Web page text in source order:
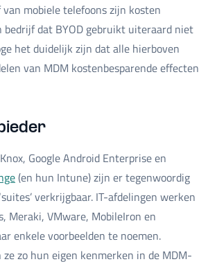
van mobiele telefoons zijn kosten
bedrijf dat BYOD gebruikt uiteraard niet
het duidelijk zijn dat alle hierboven
van MDM kostenbesparende effecten
Google Android Enterprise en
(en hun Intune) zijn er tegenwoordig
verkrijgbaar. IT-afdelingen werken
Meraki, VMware, MobileIron en
enkele voorbeelden te noemen.
zo hun eigen kenmerken in de MDM-